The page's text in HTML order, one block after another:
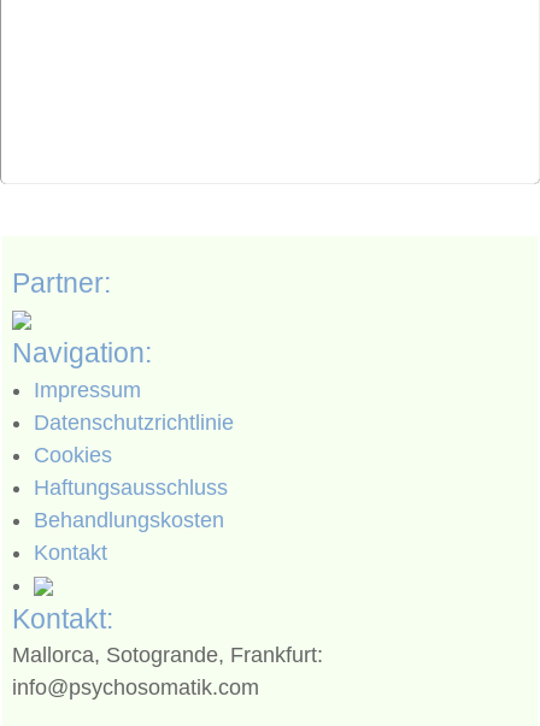
Partner:
Navigation:
Impressum
Datenschutzrichtlinie
Cookies
Haftungsausschluss
Behandlungskosten
Kontakt
Kontakt:
Mallorca, Sotogrande, Frankfurt:
info@psychosomatik.com